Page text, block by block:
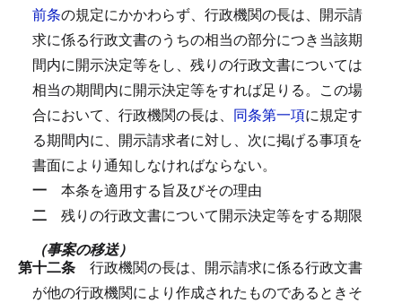
前条の規定にかかわらず、行政機関の長は、開示請
求に係る行政文書のうちの相当の部分につき当該期
間内に開示決定等をし、残りの行政文書については
相当の期間内に開示決定等をすれば足りる。 この場
合において、行政機関の長は、 同条第一項に規定す
る期間内に、開示請求者に対し、次に掲げる事項を
書面により通知しなければならない。
一 本条を適用する旨及びその理由
二 残りの行政文書について開示決定等をする期限
（事案の移送）
第十二条 行政機関の長は、開示請求に係る行政文書
が他の行政機関により作成されたものであるときそ